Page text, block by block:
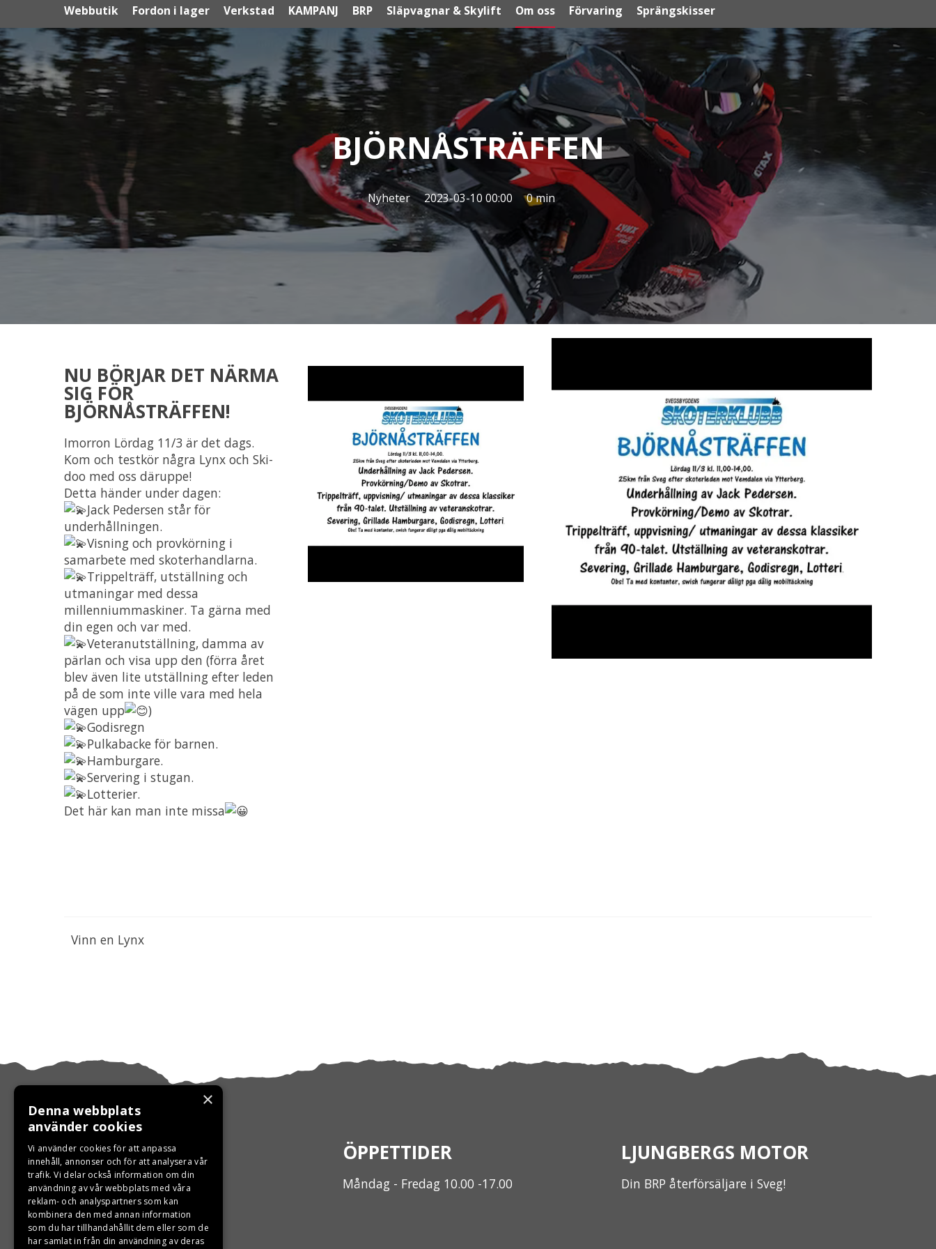
Webbutik Fordon i lager Verkstad KAMPANJ BRP Släpvagnar & Skylift Om oss Förvaring Sprängskisser
BJÖRNÅSTRÄFFEN
Nyheter 2023-03-10 00:00 0 min
NU BÖRJAR DET NÄRMA
SIG FÖR
BJÖRNÅSTRÄFFEN!
Imorron Lördag 11/3 är det dags.
Kom och testkör några Lynx och Ski-
doo med oss däruppe!
Detta händer under dagen:
Jack Pedersen står för
underhållningen.
Visning och provkörning i
samarbete med skoterhandlarna.
Trippelträff, utställning och
utmaningar med dessa
millenniummaskiner. Ta gärna med
din egen och var med.
Veteranutställning, damma av
pärlan och visa upp den (förra året
blev även lite utställning efter leden
på de som inte ville vara med hela
vägen upp
)
Godisregn
Pulkabacke för barnen.
Hamburgare.
Servering i stugan.
Lotterier.
Det här kan man inte missa
Vinn en Lynx
KONTAKTA OSS
Ångra ditt köp
0680-103 60
info@ljungbergsmotor.se
ÖPPETTIDER
Måndag - Fredag 10.00 -17.00
LJUNGBERGS MOTOR
Din BRP återförsäljare i Sveg!
×
Denna webbplats
använder cookies
Vi använder cookies för att anpassa
innehåll, annonser och för att analysera vår
trafik. Vi delar också information om din
användning av vår webbplats med våra
reklam- och analyspartners som kan
kombinera den med annan information
som du har tillhandahållit dem eller som de
har samlat in från din användning av deras